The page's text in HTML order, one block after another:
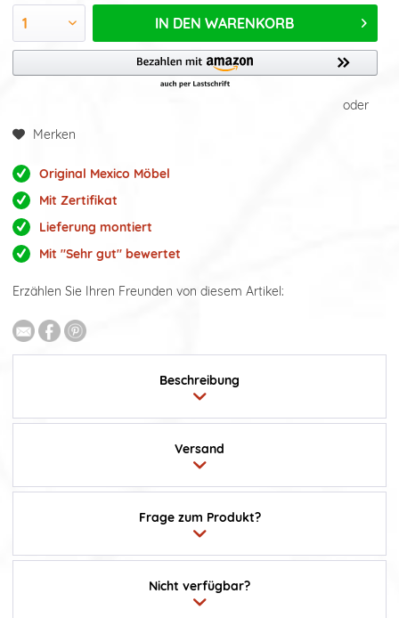
IN DEN WARENKORB
oder
Merken
Original Mexico Möbel
Mit Zertifikat
Lieferung montiert
Mit "Sehr gut" bewertet
Erzählen Sie Ihren Freunden von diesem Artikel:
Beschreibung
Frage zum Produkt?
Versand
Nicht verfügbar?